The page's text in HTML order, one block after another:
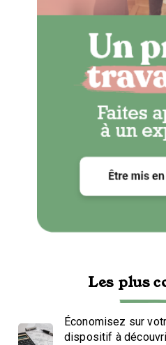
Les plus
Économisez sur
dispositif à